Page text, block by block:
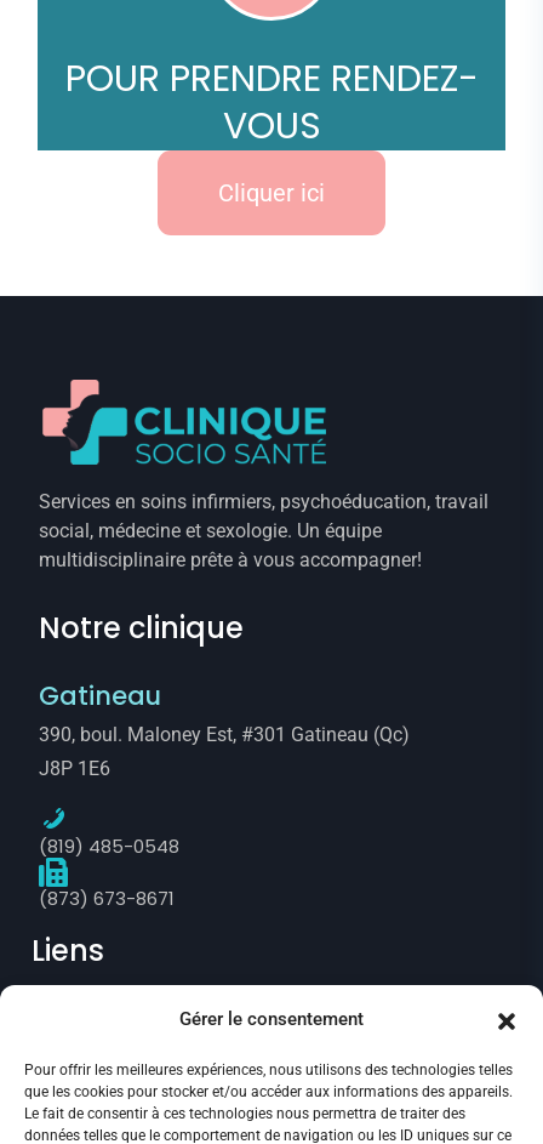
Gérer le consentement
Pour offrir les meilleures expériences, nous utilisons des technologies telles
que les cookies pour stocker et/ou accéder aux informations des appareils.
Le fait de consentir à ces technologies nous permettra de traiter des
données telles que le comportement de navigation ou les ID uniques sur ce
POUR PRENDRE RENDEZ-
VOUS
Cliquer ici
Services en soins infirmiers, psychoéducation, travail
social, médecine et sexologie. Un équipe
multidisciplinaire prête à vous accompagner!
Notre clinique
Gatineau
390, boul. Maloney Est, #301 Gatineau (Qc)
J8P 1E6
(819) 485-0548
(873) 673-8671
Liens
Politique de confidentialité
Annulation et remboursement